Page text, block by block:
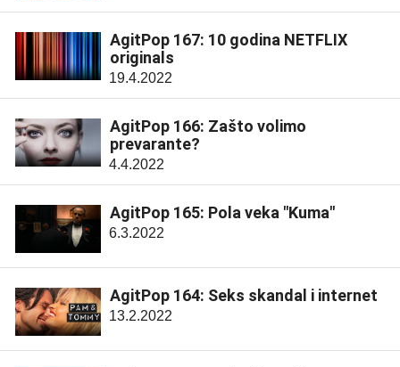
AgitPop 167: 10 godina NETFLIX
originals
19.4.2022
AgitPop 166: Zašto volimo
prevarante?
4.4.2022
AgitPop 165: Pola veka "Kuma"
6.3.2022
AgitPop 164: Seks skandal i internet
13.2.2022